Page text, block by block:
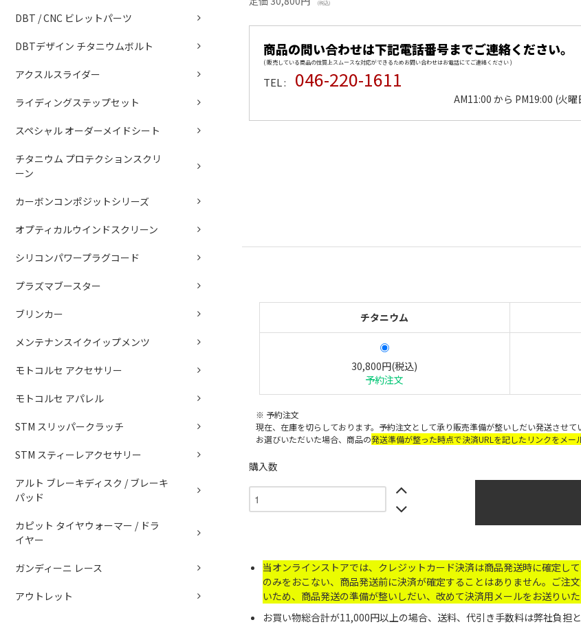
DBT / CNC ビレットパーツ
DBTデザイン チタニウムボルト
アクスルスライダー
ライディングステップセット
スペシャル オーダーメイドシート
チタニウム プロテクションスクリ
ーン
カーボンコンポジットシリーズ
オプティカルウインドスクリーン
シリコンパワープラグコード
プラズマブースター
ブリンカー
メンテナンスイクイップメンツ
モトコルセ アクセサリー
モトコルセ アパレル
STM スリッパークラッチ
STM スティーレアクセサリー
アルト ブレーキディスク / ブレーキ
パッド
カピット タイヤウォーマー / ドラ
イヤー
ガンディーニ レース
アウトレット
(税込)
商品の問い合わせは下記電話番号までご連絡ください。
( 販売している商品の性質上スムースな対応ができるためお問い合わせはお電話にてご連絡ください )
TEL : 046-220-1611
AM11:00 から PM19:00 (火曜
チタニウム
30,800円(税込)
予約注文
※ 予約注文
現在、在庫を切らしております。予約注文として承り販売準備が整いしだい発送させ
お選びいただいた場合、商品の発送準備が整った時点で決済URLを記したリンクをメー
購入数
当オンラインストアでは、クレジットカード決済は商品発送時に確定し
のみをおこない、商品発送前に決済が確定することはありません。ご注
いため、商品発送の準備が整いしだい、改めて決済用メールをお送りい
お買い物総合計が11,000円以上の場合、送料、代引き手数料は弊社負担と